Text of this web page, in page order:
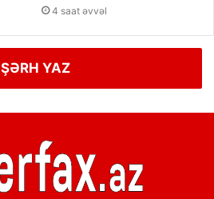
4 saat əvvəl
ŞƏRH YAZ